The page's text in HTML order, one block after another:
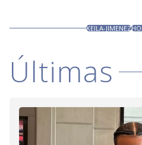
KEILA-JIMENEZ
Últimas